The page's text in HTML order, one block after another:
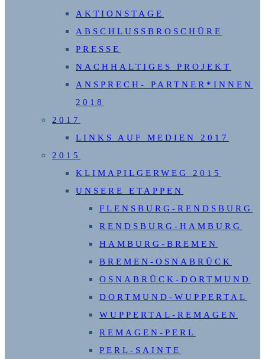
AKTIONSTAGE
ABSCHLUSSBROSCHÜRE
PRESSE
NACHHALTIGES PROJEKT
ANSPRECH- PARTNER*INNEN
2018
2017
LINKS AUF MEDIEN 2017
2015
KLIMAPILGERWEG 2015
UNSERE ETAPPEN
FLENSBURG-RENDSBURG
RENDSBURG-HAMBURG
HAMBURG-BREMEN
BREMEN-OSNABRÜCK
OSNABRÜCK-DORTMUND
DORTMUND-WUPPERTAL
WUPPERTAL-REMAGEN
REMAGEN-PERL
PERL-SAINTE